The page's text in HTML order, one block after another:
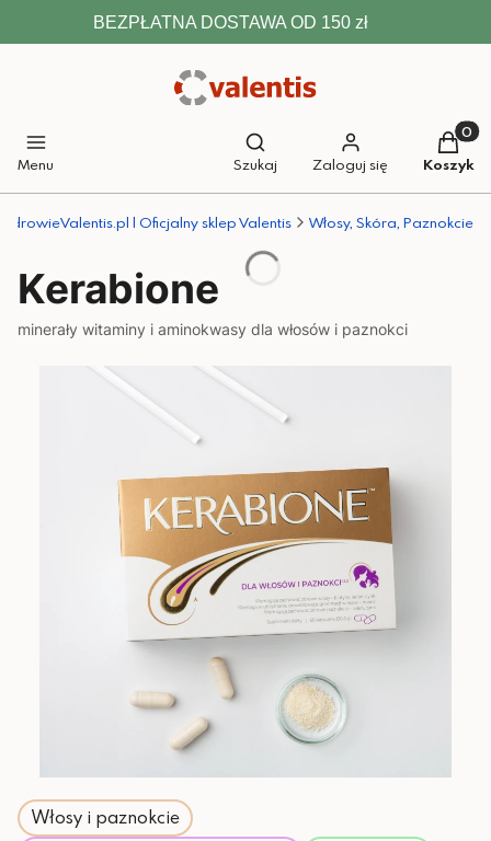
BEZPŁATNA DOSTAWA OD 150 zł
Menu
Otwórz wyszukiwarkę
Szukaj Zaloguj się Koszyk
ZdrowieValentis.pl | Oficjalny sklep Valentis Włosy, Skóra, Paznokcie
Kerabione
minerały witaminy i aminokwasy dla włosów i paznokci
Włosy i paznokcie